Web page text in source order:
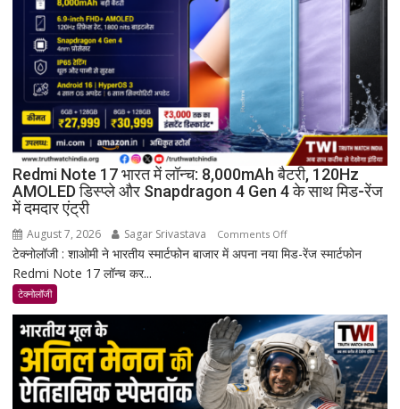
Redmi Note 17 भारत में लॉन्च: 8,000mAh बैटरी, 120Hz
AMOLED डिस्प्ले और Snapdragon 4 Gen 4 के साथ मिड-रेंज
में दमदार एंट्री
August 7, 2026 Sagar Srivastava Comments Offon
Redmi
भारत
में
लॉन्च:
8,000mAh
बैटरी,
टेक्नोलॉजी : शाओमी ने भारतीय स्मार्टफोन बाजार में अपना नया मिड-रेंज स्मार्टफोन
Redmi Note 17 लॉन्च कर...
टेक्नोलॉजी